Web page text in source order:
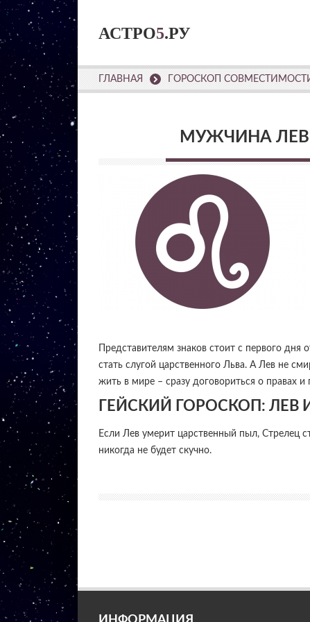
АСТРО5.РУ
ГЛАВНАЯ ГОРОСКОП
МУЖЧИНА
Представителям знаков стоит с первого
стать слугой царственного Льва. А Лев не
жить в мире – сразу договориться о правах и
ГЕЙСКИЙ ГОРОСКОП: ЛЕВ
Если Лев умерит царственный пыл, Стрелец
никогда не будет скучно.